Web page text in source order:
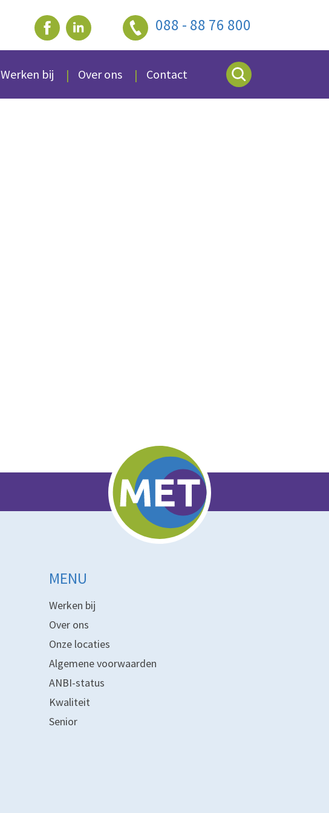
088 - 88 76 800
Werken bij Over ons Contact
MENU
Werken bij
Over ons
Onze locaties
Algemene voorwaarden
ANBI-status
Kwaliteit
Senior